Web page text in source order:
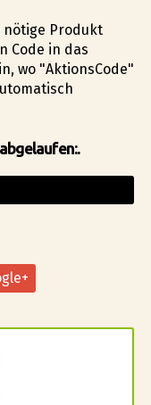
nötige Produkt
Code in das
wo "AktionsCode"